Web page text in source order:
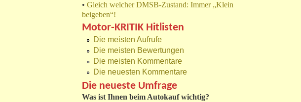
• Gleich welcher DMSB-Zustand: Immer „Klein
beigeben“!
Motor-KRITIK Hitlisten
Die meisten Aufrufe
Die meisten Bewertungen
Die meisten Kommentare
Die neuesten Kommentare
Die neueste Umfrage
Was ist Ihnen beim Autokauf wichtig?